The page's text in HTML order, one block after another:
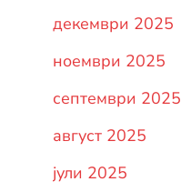
декември 2025
ноември 2025
септември 2025
август 2025
јули 2025